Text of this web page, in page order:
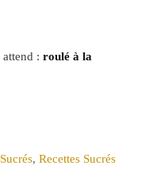
: roulé à la
,Recettes Sucrés